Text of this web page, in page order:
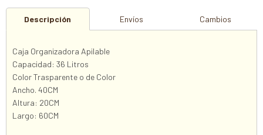
Descripción Envíos Cambios
Caja Organizadora Apilable
Capacidad: 36 Litros
Color Trasparente o de Color
Ancho. 40CM
Altura: 20CM
Largo: 60CM